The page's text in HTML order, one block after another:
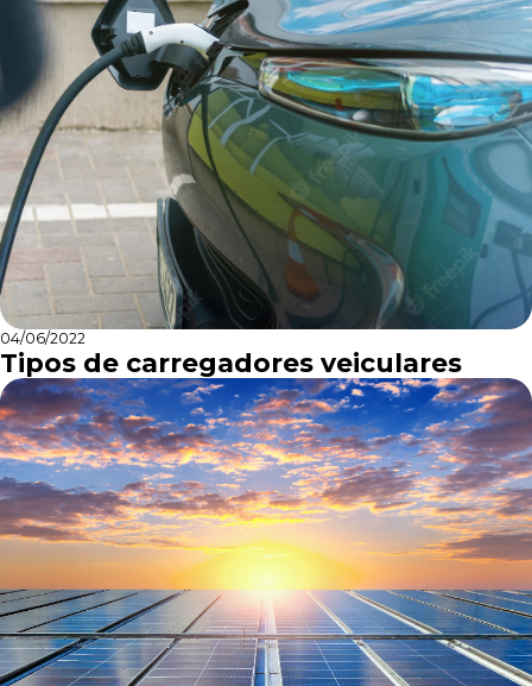
04/06/2022
Tipos de carregadores veiculares